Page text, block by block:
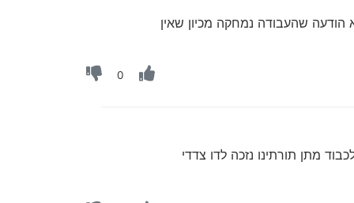
שהעבודה נמחקה מכיון שאין
0